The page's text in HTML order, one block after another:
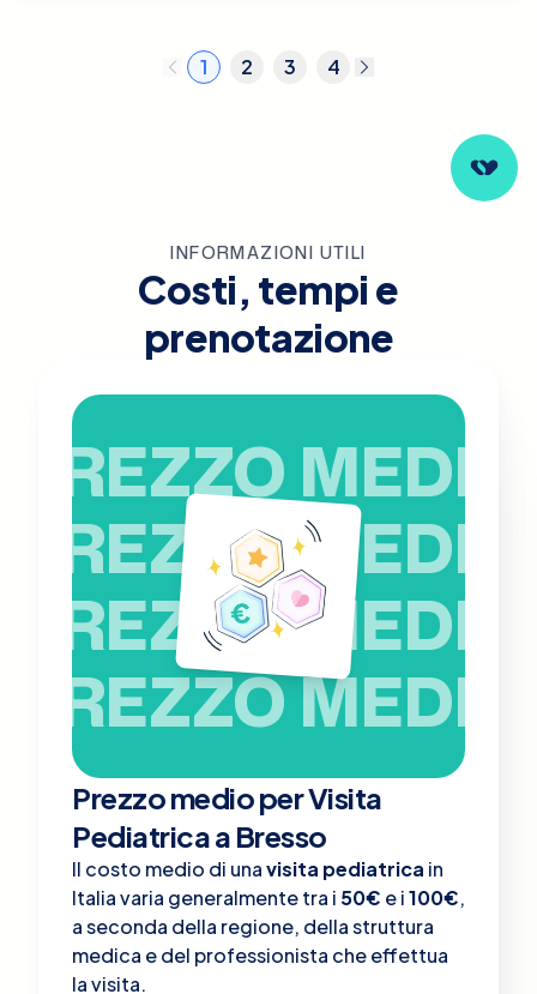
1 2 3 4
INFORMAZIONI UTILI
Costi, tempi e
prenotazione
PREZZO MEDIO
PREZZO MEDIO
PREZZO MEDIO
PREZZO MEDIO
Prezzo medio per Visita
Pediatrica a Bresso
Il costo medio di unavisita pediatrica in
Italia varia generalmente tra i 50€ e i100€,
a seconda della regione, della struttura
medica e del professionista che effettua
la visita.